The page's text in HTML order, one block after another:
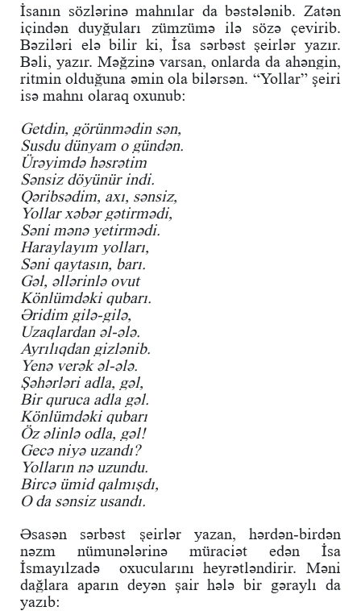
İsanın sözlərinə mahnılar da bəstələnib. Zatən
içindən duyğuları zümzümə ilə sözə çevirib.
Bəziləri elə bilir ki, İsa sərbəst şeirlər yazır.
Bəli, yazır. Məğzinə varsan, onlarda da ahəngin,
ritmin olduğuna əmin ola bilərsən. “Yollar” şeiri
isə mahnı olaraq oxunub:
Getdin, görünmədin sən,
Susdu dünyam o gündən.
Ürəyimdə həsrətim
Sənsiz döyünür indi.
Qəribsədim, axı, sənsiz,
Yollar xəbər gətirmədi,
Səni mənə yetirmədi.
Haraylayım yolları,
Səni qaytasın, barı.
Gəl, əllərinlə ovut
Könlümdəki qubarı.
Əridim gilə-gilə,
Uzaqlardan əl-ələ.
Ayrılıqdan gizlənib.
Yenə verək əl-ələ.
Şəhərləri adla, gəl,
Bir quruca adla gəl.
Könlümdəki qubarı
Öz əlinlə odla, gəl!
Gecə niyə uzandı?
Yolların nə uzundu.
Bircə ümid qalmışdı,
O da sənsiz usandı.
Əsasən sərbəst şeirlər yazan, hərdən-birdən
nəzm nümunələrinə müraciət edən İsa
İsmayılzadə oxucularını heyrətləndirir. Məni
dağlara aparın deyən şair hələ bir gəraylı da
yazıb: